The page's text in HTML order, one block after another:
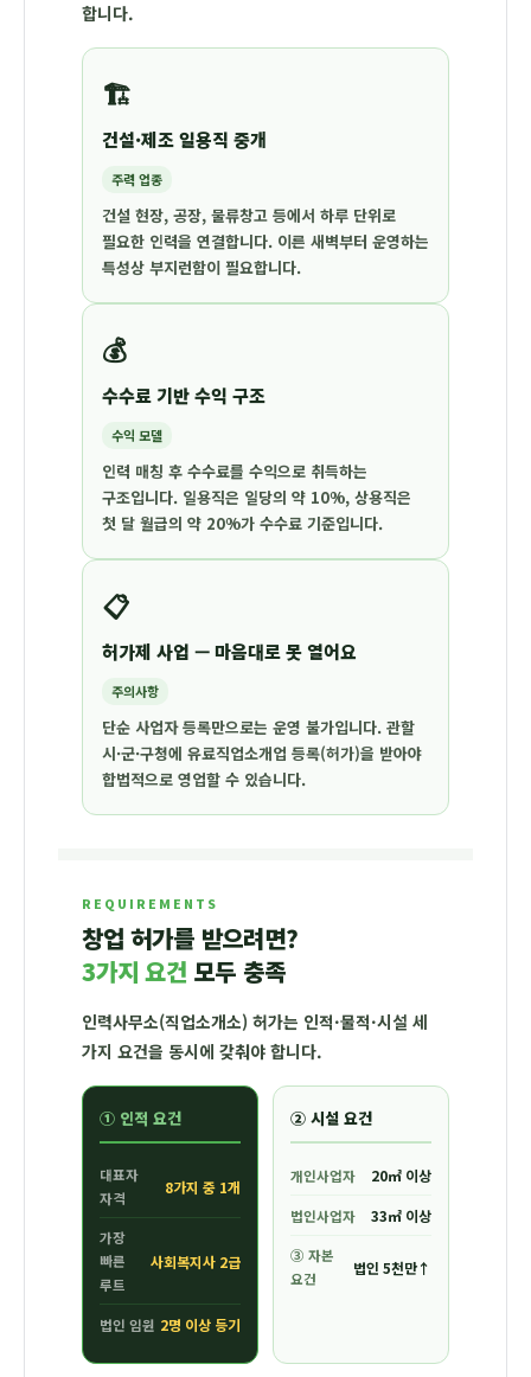
합니다.
🏗️
건설·제조 일용직 중개
주력 업종
건설 현장, 공장, 물류창고 등에서 하루 단위로
필요한 인력을 연결합니다. 이른 새벽부터 운영하는
특성상 부지런함이 필요합니다.
💰
수수료 기반 수익 구조
수익 모델
인력 매칭 후 수수료를 수익으로 취득하는
구조입니다. 일용직은 일당의 약 10%, 상용직은
첫 달 월급의 약 20%가 수수료 기준입니다.
📋
허가제 사업 — 마음대로 못 열어요
주의사항
단순 사업자 등록만으로는 운영 불가입니다. 관할
시·군·구청에 유료직업소개업 등록(허가)을 받아야
합법적으로 영업할 수 있습니다.
REQUIREMENTS
창업 허가를 받으려면?
3가지 요건 모두 충족
인력사무소(직업소개소) 허가는 인적·물적·시설 세
가지 요건을 동시에 갖춰야 합니다.
① 인적 요건
대표자
자격
8가지 중 1개
가장
빠른
루트
사회복지사 2급
법인 임원 2명 이상 등기
② 시설 요건
개인사업자 20㎡ 이상
법인사업자 33㎡ 이상
③ 자본
요건
법인 5천만↑